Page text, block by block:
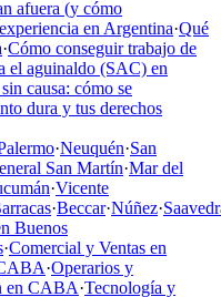
afuera (y cómo
en Argentina·Qué
·Cómo conseguir trabajo de
el aguinaldo (SAC) en
causa: cómo se
dura y tus derechos
·Neuquén·San
San Martín·Mar del
·Vicente
·Beccar·Núñez·
Buenos
·Comercial y Ventas en
·Operarios y
en CABA·Tecnología y